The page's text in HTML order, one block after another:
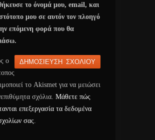
το όνομά μου, email, και
μου σε αυτόν τον πλοηγό
επόμενη φορά που θα
ο
το Akismet για να μειώσει
σχόλια. Μάθετε πώς
επεξεργασία τα δεδομένα
σας